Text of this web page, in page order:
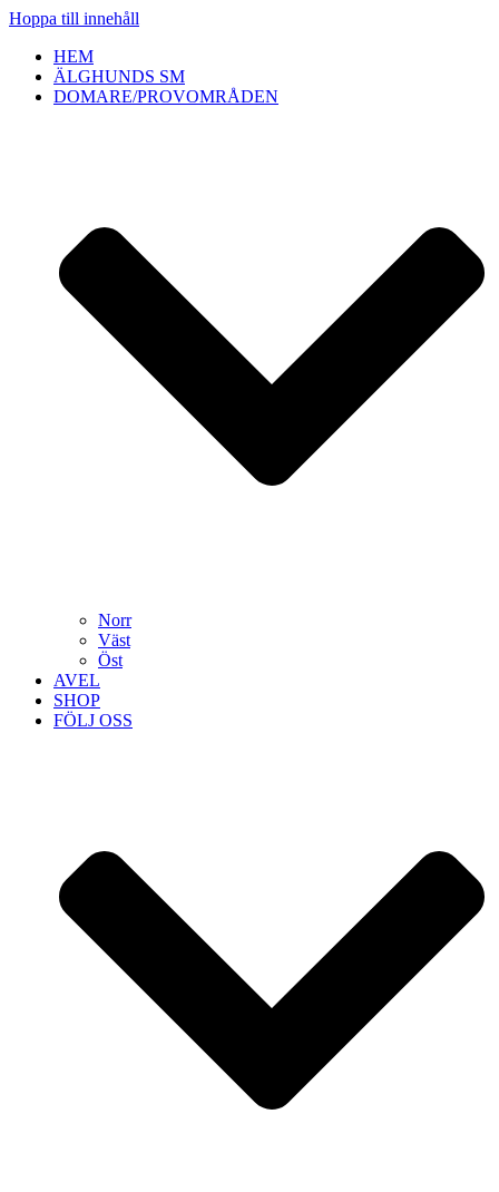
Hoppa till innehåll
HEM
ÄLGHUNDS SM
DOMARE/PROVOMRÅDEN
Norr
Väst
Öst
AVEL
SHOP
FÖLJ OSS